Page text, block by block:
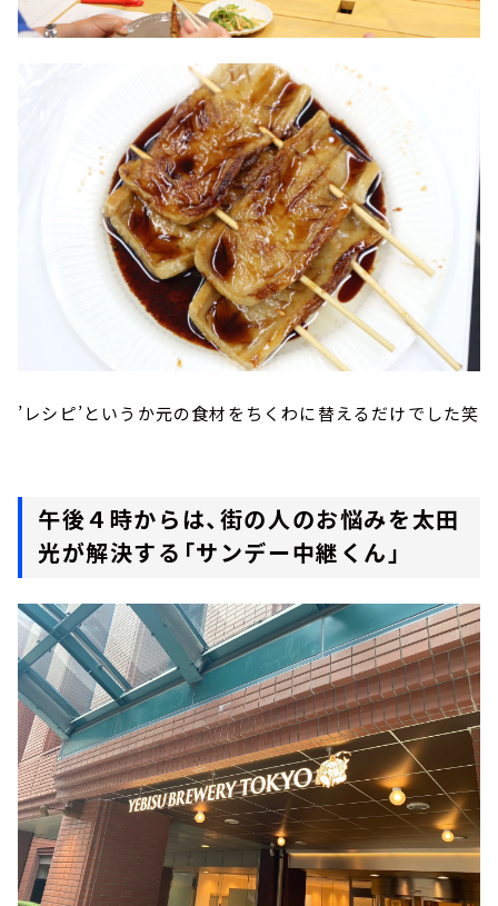
’レシピ’というか元の食材をちくわに替えるだけでした笑
午後４時からは、街の人のお悩みを太田
光が解決する「サンデー中継くん」